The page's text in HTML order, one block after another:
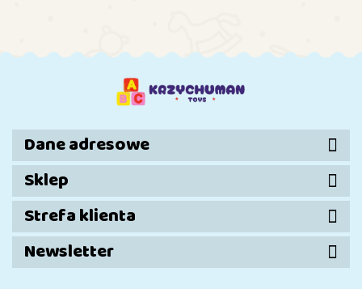
cm
67 el.
Dane adresowe
Sklep
Strefa klienta
Newsletter